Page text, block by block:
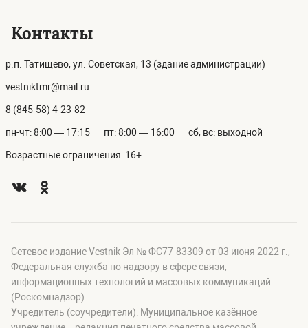
Контакты
р.п. Татищево, ул. Советская, 13 (здание администрации)
vestniktmr@mail.ru
8 (845-58) 4-23-82
пн-чт: 8:00 — 17:15 пт: 8:00 — 16:00 сб, вс: выходной
Возрастные ограничения: 16+
Сетевое издание Vestnik Эл № ФС77-83309 от 03 июня 2022 г.,
Федеральная служба по надзору в сфере связи,
информационных технологий и массовых коммуникаций
(Роскомнадзор).
Учредитель (соучредители): Муниципальное казённое